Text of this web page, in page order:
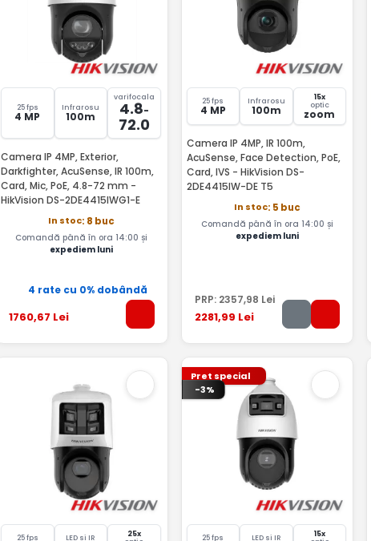
25 fps
4 MP
Infrarosu
100m
varifocala
4.8-
72.0
Camera IP 4MP, Exterior,
Darkfighter, AcuSense, IR 100m,
Card, Mic, PoE, 4.8-72 mm -
HikVision DS-2DE4415IWG1-E
In stoc: 8 buc
Comandă până în ora 14:00 și
expediem luni
4 rate cu 0% dobândă
1760,67 Lei
25 fps
4 MP
Infrarosu
100m
15x
optic
zoom
Camera IP 4MP, IR 100m,
AcuSense, Face Detection, PoE,
Card, IVS - HikVision DS-
2DE4415IW-DE T5
In stoc: 5 buc
Comandă până în ora 14:00 și
expediem luni
PRP: 2357,98 Lei
2281,99 Lei
25 fps LED si IR
25x
Pret special
-3%
25 fps LED si IR
15x